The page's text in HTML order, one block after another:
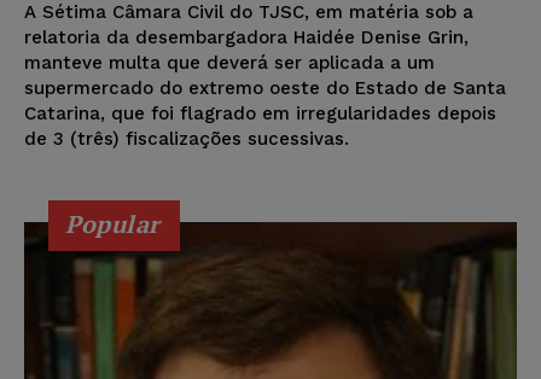
A Sétima Câmara Civil do TJSC, em matéria sob a
relatoria da desembargadora Haidée Denise Grin,
manteve multa que deverá ser aplicada a um
supermercado do extremo oeste do Estado de Santa
Catarina, que foi flagrado em irregularidades depois
de 3 (três) fiscalizações sucessivas.
Popular